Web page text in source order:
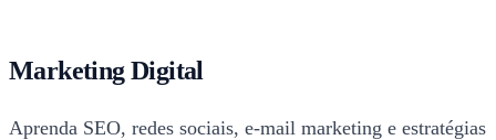
Marketing Digital
Aprenda SEO, redes sociais, e-mail marketing e estratégias